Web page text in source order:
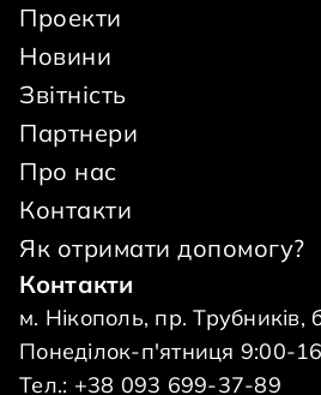
Проекти
Новини
Звітність
Партнери
Про нас
Контакти
Як отримати допомогу?
Контакти
м. Нікополь, пр. Трубників,
Понеділок-п'ятниця 9:00-
Тел.: +38 093 699-37-89